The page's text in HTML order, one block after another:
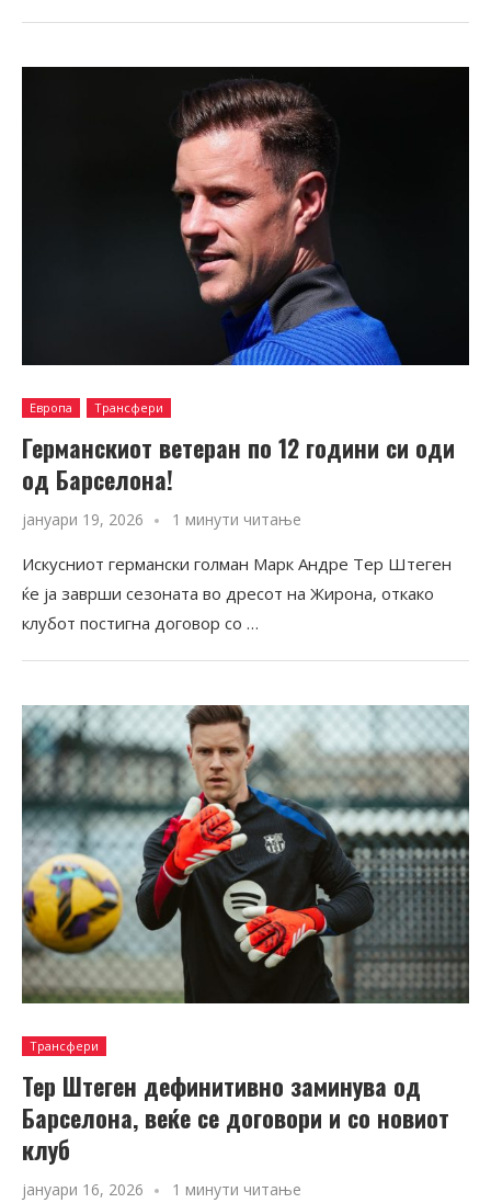
Европа Трансфери
Германскиот ветеран по 12 години си оди
од Барселона!
јануари 19, 2026 1 минути читање
Искусниот германски голман Марк Андре Тер Штеген
ќе ја заврши сезоната во дресот на Жирона, откако
клубот постигна договор со …
Трансфери
Teр Штеген дефинитивно заминува од
Барселона, веќе се договори и со новиот
клуб
јануари 16, 2026 1 минути читање